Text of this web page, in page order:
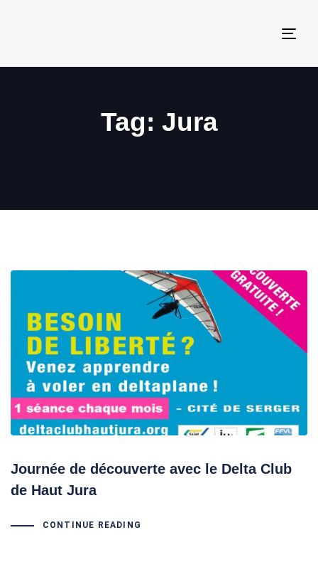
Tag: Jura
Journée de découverte avec le Delta Club
de Haut Jura
CONTINUE READING